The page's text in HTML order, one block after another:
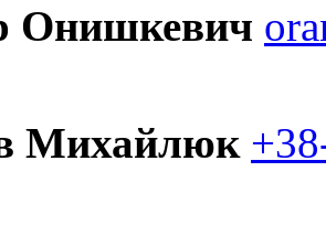
Онишкевич
Михайлюк